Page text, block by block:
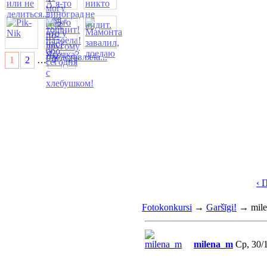
‹
Fotokonkursi → Garšīgi! →
milena_m Ср, 30/
1 2 … 7 ›